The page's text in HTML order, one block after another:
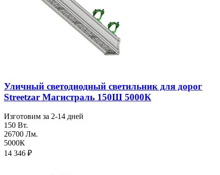
Уличный светодиодный светильник для дорог
Streetzar Магистраль 150Ш 5000К
Изготовим за 2-14 дней
150 Вт.
26700 Лм.
5000К
14 346 ₽